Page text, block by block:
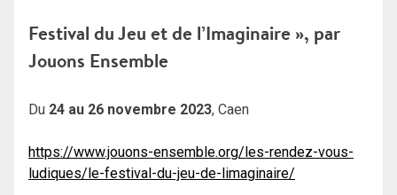
Festival du Jeu et de l’Imaginaire », par
Jouons Ensemble
Du 24 au 26 novembre 2023, Caen
https://www.jouons-ensemble.org/les-rendez-vous-
ludiques/le-festival-du-jeu-de-limaginaire/